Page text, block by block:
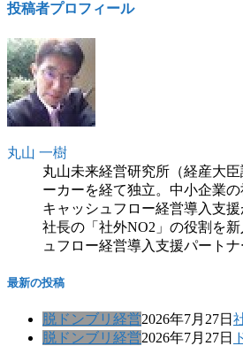
投稿者プロフィール
丸山 一樹
丸山未来経営研究所（経産大
ーカーを経て独立。中小企業
キャッシュフロー経営導入支援
社長の「社外NO2」の役割を
ュフロー経営導入支援パートナ
最新の投稿
脱ドンブリ経営2026年7月27日
脱ドンブリ経営2026年7月27日